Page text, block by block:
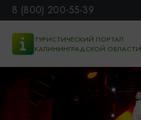
8 (800) 200-55-39
ТУРИСТИЧЕСКИЙ ПОРТАЛ
КАЛИНИНГРАДСКОЙ ОБЛАСТИ